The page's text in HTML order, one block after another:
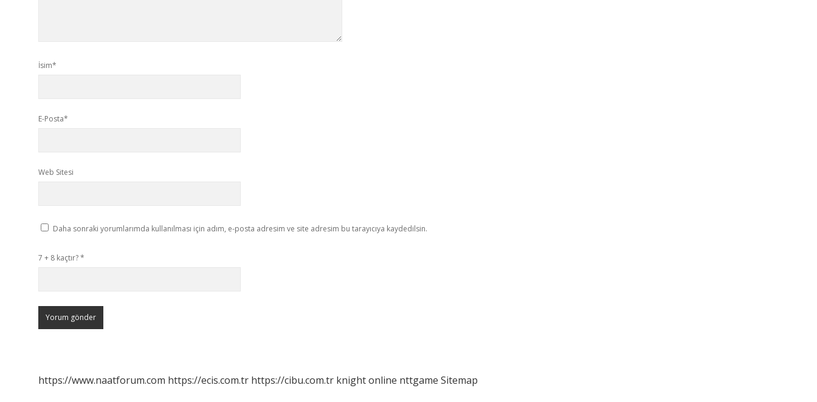
İsim*
E-Posta*
Web Sitesi
Daha sonraki yorumlarımda kullanılması için adım, e-posta adresim ve site adresim bu tarayıcıya kaydedilsin.
7 + 8 kaçtır?*
https://www.naatforum.com https://ecis.com.tr https://cibu.com.tr knight online nttgame Sitemap